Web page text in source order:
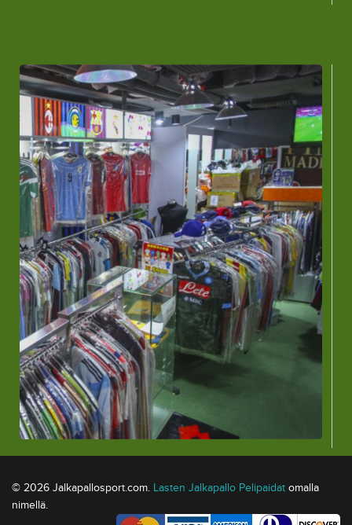
© 2026 Jalkapallosport.com. Lasten Jalkapallo Pelipaidat omalla
nimellä.